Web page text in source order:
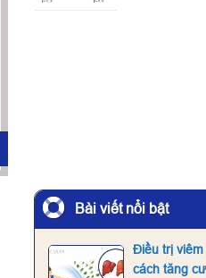
Bài viết nổi bật
Điều trị viêm
cách tăng